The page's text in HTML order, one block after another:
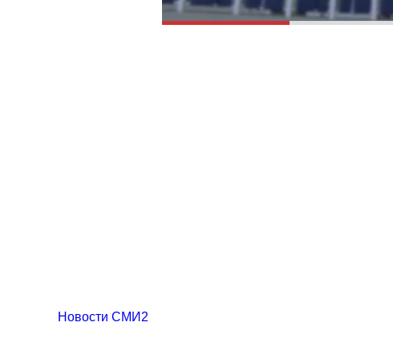
Новости СМИ2